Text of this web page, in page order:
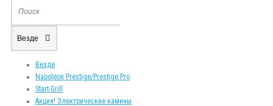
Везде
Везде
Napoleon Prestige/Prestige Pro
Start-Grill
Акция! Электрические камины